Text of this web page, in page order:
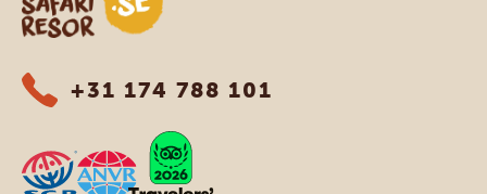
+31 174 788 101